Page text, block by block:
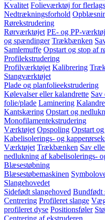
Kvalitet Folieværktøj for
Nedtrækningsforhold
Rørekstrudering
Rørværktøjet PE- og PP-værktøj
og spændinger Trækbænken
Samlemuffe Opstart og stop af
Profilekstrudering
Profilværktøjet Kalibrering
Stangværktøjet
Plade og planfolieekstrudering
Kølevalser eller kalandrette Sav
folie/plade Laminering
Kantskæring Opstart og
Monofilamentekstrudering
Værktøjet Opspoling Opstart
Kabelisolerings- og
Værktøjet Trækbænken Sav
nedlukning af kabelisolerings-
Blæsestøbning
Blæsestøbemaskinen
Slangehovedet
Sidefødt slangehoved Bundfødt
Centrering Profileret slange
profileret dyse Positionsføler
Centrering af ekstruderen